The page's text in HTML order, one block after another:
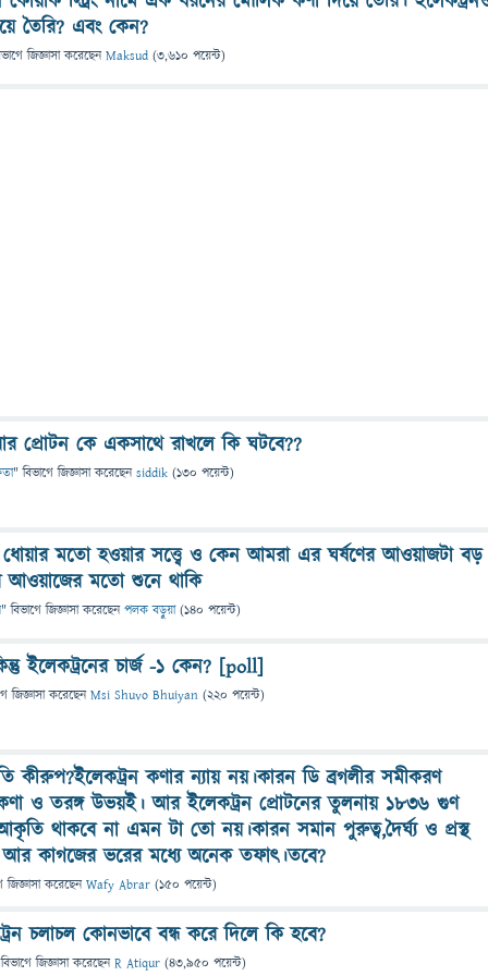
তৈরি? এবং কেন?
জিজ্ঞাসাকরেছেনMaksud (3,610 পয়েন্ট)
প্রোটন কে একসাথে রাখলে কি ঘটবে??
" বিভাগে জিজ্ঞাসাকরেছেনsiddik (130 পয়েন্ট)
মতো হওয়ার সত্ত্বে ও কেন আমরা এর ঘর্ষণের আওয়াজটা বড়
আওয়াজের মতো শুনে থাকি
" বিভাগে জিজ্ঞাসাকরেছেনপলক বড়ুয়া (140 পয়েন্ট)
ইলেকট্রনের চার্জ -১ কেন? [poll]
জিজ্ঞাসাকরেছেনMsi Shuvo Bhuiyan (220 পয়েন্ট)
কণার ন্যায় নয়।কারন ডি ব্রগলীর সমীকরণ
ও তরঙ্গ উভয়ই। আর ইলেকট্রন প্রোটনের তুলনায় ১৮৩৬ গুণ
থাকবে না এমন টা তো নয়।কারন সমান পুরুত্ব,দৈর্ঘ্য ও প্রস্থ
আর কাগজের ভরের মধ্যে অনেক তফাৎ।তবে?
জিজ্ঞাসাকরেছেনWafy Abrar (150 পয়েন্ট)
চলাচল কোনভাবে বন্ধ করে দিলে কি হবে?
জিজ্ঞাসাকরেছেনR Atiqur (43,950 পয়েন্ট)